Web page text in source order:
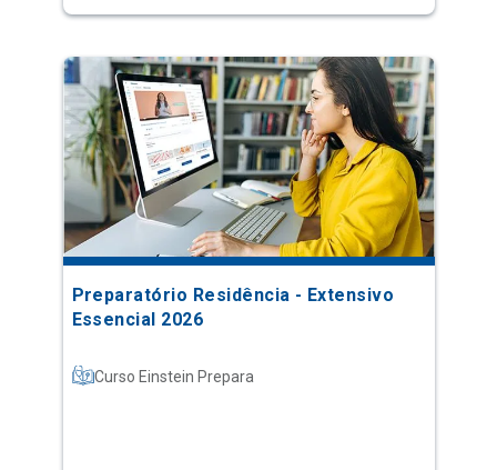
Preparatório Residência - Extensivo
Essencial 2026
Curso Einstein Prepara